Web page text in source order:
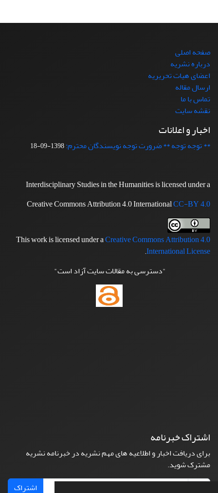
صفحه اصلی
درباره نشریه
اعضای هیات تحریریه
ارسال مقاله
تماس با ما
نقشه سایت
اخبار و اعلانات
** توجه توجه ** ضرورت توجه نویسندگان محترم:1398-09-18
Interdisciplinary Studies in the Humanities is licensed under a
Creative Commons Attribution 4.0 InternationalCC-BY 4.0
This work is licensed under aCreative Commons Attribution 4.0
International License
.
"دسترسی به مقالات سایت آزاد است"
اشتراک خبرنامه
برای دریافت اخبار و اطلاعیه های مهم نشریه در خبرنامه نشریه
مشترک شوید.
اشتراک